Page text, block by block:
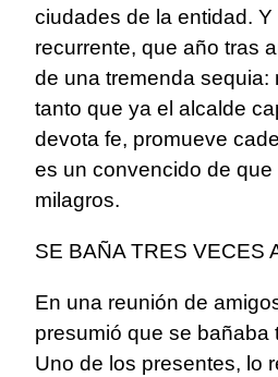
ciudades de la entidad.
recurrente, que año tras
de una tremenda sequia:
tanto que ya el alcalde
devota fe, promueve
es un convencido de que
milagros.
SE BAÑA TRES VECES
En una reunión de
presumió que se bañaba
Uno de los presentes, lo